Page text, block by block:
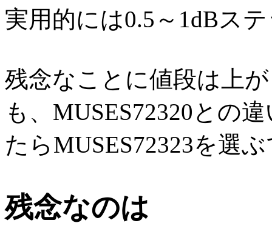
実用的には0.5～1dBス
残念なことに値段は上
も、MUSES72320との
たらMUSES72323を選
残念なのは